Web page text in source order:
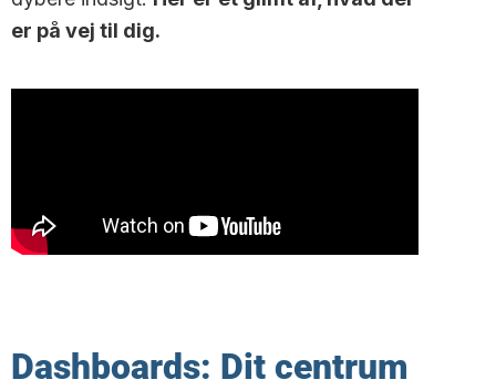
er på vej til dig.
Dashboards: Dit centrum